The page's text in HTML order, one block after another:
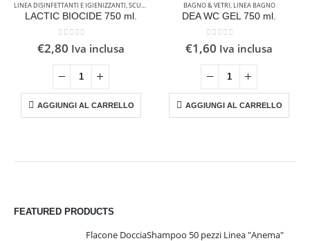
LINEA DISINFETTANTI E IGIENIZZANTI,SCUOLA
LACTIC BIOCIDE 750 ml.
0Su 5
€2,80 Iva inclusa
AGGIUNGI AL CARRELLO
BAGNO & VETRI, LINEA BAGNO
DEA WC GEL 750 ml.
0Su 5
€1,60 Iva inclusa
AGGIUNGI AL CARRELLO
FEATURED PRODUCTS
Flacone DocciaShampoo 50 pezzi Linea "Anema"